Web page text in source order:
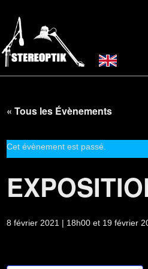
« Tous les Évènements
Cet évènement est passé.
8 février 2021 | 18h00 et 19 février